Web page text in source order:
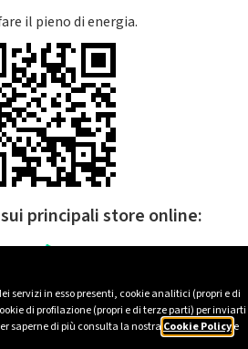
servizi in esso presenti, cookie analitici (propri e di
di profilazione (propri e di terze parti) per inviarti
saperne di più consulta la nostra Cookie Policye
il pieno di energia.
principali store online: